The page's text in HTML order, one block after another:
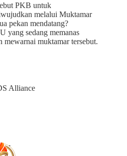
PKB untuk
melalui Muktamar
pekan mendatang?
yang sedang memanas
mewarnai muktamar tersebut.
Alliance